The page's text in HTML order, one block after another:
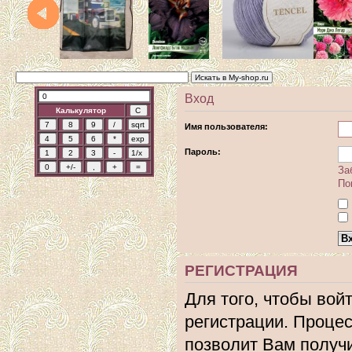
Калькулятор
Вход
Имя пользователя:
Пароль:
РЕГИСТРАЦИЯ
Для того, чтобы
регистрации.
позволит Вам